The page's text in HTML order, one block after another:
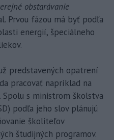
obstarávanie
Prvou fázou má byť podľa
energií, špeciálneho
predstavených opatrení
pracovať napríklad na
s ministrom školstva
podľa jeho slov plánujú
školiteľov
študijných programov.